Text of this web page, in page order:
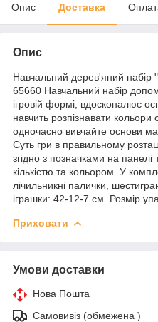
Опис Доставка
Опис
Навчальний дерев'яний набір
65660 Навчальний набір
ігровій формі, вдосконалює
навчить розпізнавати
одночасно вивчайте основи
Суть гри в правильному
згідно з позначками на
кількістю та кольором. У
лічильникні палички,
іграшки: 42-12-7 см. Розмір
Приховати
Умови доставки
Нова Пошта
Самовивіз (обмежена )